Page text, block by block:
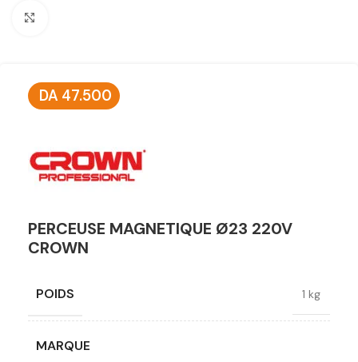
DA 47.500
PERCEUSE MAGNETIQUE Ø23 220V
CROWN
POIDS 1 kg
MARQUE